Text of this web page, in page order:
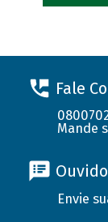
Fale
Mande
Envie